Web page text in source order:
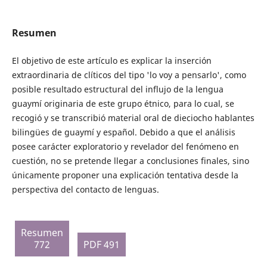
Resumen
El objetivo de este artículo es explicar la inserción
extraordinaria de clíticos del tipo 'lo voy a pensarlo', como
posible resultado estructural del influjo de la lengua
guaymí originaria de este grupo étnico, para lo cual, se
recogió y se transcribió material oral de dieciocho hablantes
bilingües de guaymí y español. Debido a que el análisis
posee carácter exploratorio y revelador del fenómeno en
cuestión, no se pretende llegar a conclusiones finales, sino
únicamente proponer una explicación tentativa desde la
perspectiva del contacto de lenguas.
Resumen
772
PDF 491